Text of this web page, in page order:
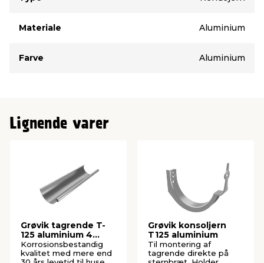
Materiale Aluminium
Farve Aluminium
Lignende varer
Grøvik tagrende T-
125 aluminium 4
meter
Korrosionsbestandig
kvalitet med mere end
Grøvik konsoljern
T125 aluminium
Til montering af
tagrende direkte på